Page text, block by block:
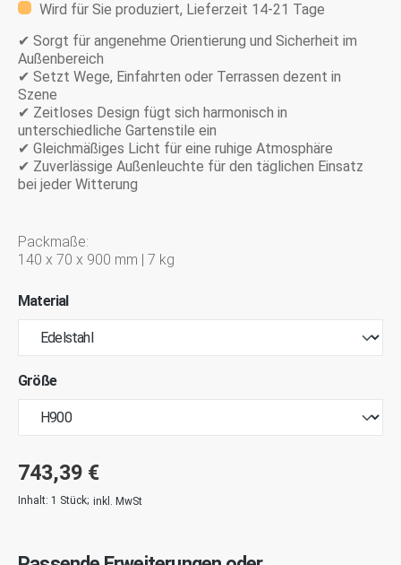
Wird für Sie produziert, Lieferzeit 14-21 Tage
✔ Sorgt für angenehme Orientierung und Sicherheit im
Außenbereich
✔ Setzt Wege, Einfahrten oder Terrassen dezent in
Szene
✔ Zeitloses Design fügt sich harmonisch in
unterschiedliche Gartenstile ein
✔ Gleichmäßiges Licht für eine ruhige Atmosphäre
✔ Zuverlässige Außenleuchte für den täglichen Einsatz
bei jeder Witterung
Packmaße:
140 x 70 x 900 mm | 7 kg
Material
Größe
743,39 €
Inhalt: 1 Stück; inkl. MwSt